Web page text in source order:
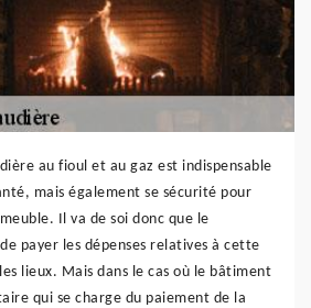
au fioul et au gaz est indispensable
mais également se sécurité pour
Il va de soi donc que le
payer les dépenses relatives à cette
lieux. Mais dans le cas où le bâtiment
qui se charge du paiement de la